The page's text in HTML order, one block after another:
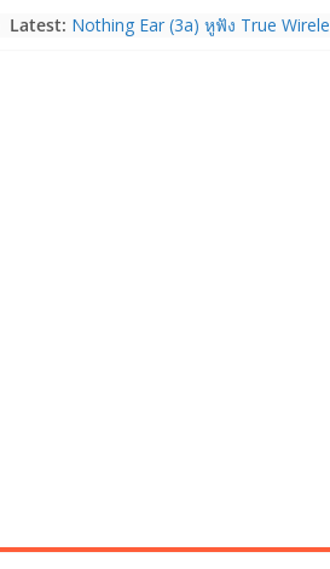
Latest: Nothing Ear (3a) หูฟัง True